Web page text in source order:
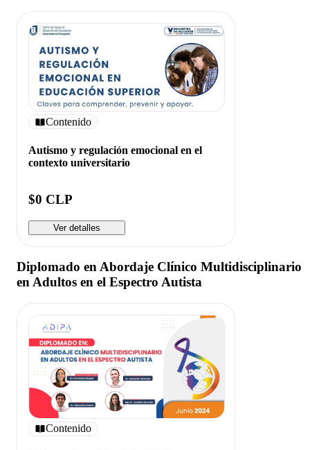
Contenido
Autismo y regulación emocional en el
contexto universitario
$0 CLP
Ver detalles
Diplomado en Abordaje Clínico Multidisciplinario
en Adultos en el Espectro Autista
Contenido